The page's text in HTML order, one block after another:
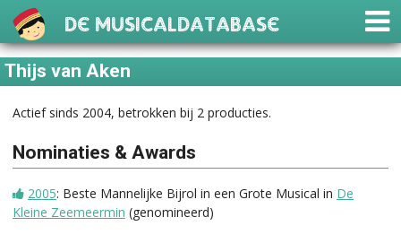
De Musicaldatabase
Thijs van Aken
Actief sinds 2004, betrokken bij 2 producties.
Nominaties & Awards
2005: Beste Mannelijke Bijrol in een Grote Musical in De
Kleine Zeemeermin (genomineerd)